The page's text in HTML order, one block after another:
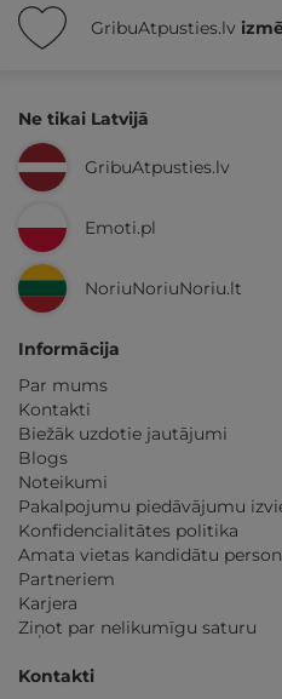
GribuAtpusties.lv
Ne tikai Latvijā
GribuAtpusties.lv
Emoti.pl
NoriuNoriuNoriu.lt
Informācija
Par mums
Kontakti
Biežāk uzdotie jautājumi
Blogs
Noteikumi
Pakalpojumu piedāvājumu
Konfidencialitātes politika
Amata vietas kandidātu
Partneriem
Karjera
Ziņot par nelikumīgu saturu
Kontakti